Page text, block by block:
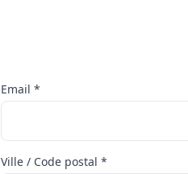
Email *
Ville / Code postal *